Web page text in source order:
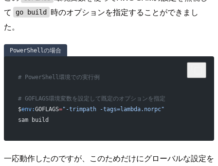
て
go build
時のオプションを指定することができまし
た。
PowerShellの場合
# PowerShell環境での実行例
# GOFLAGS環境変数を設定して既定のオプションを指定
$env:GOFLAGS="-trimpath -tags=lambda.norpc"
sam build
一応動作したのですが、このためだけにグローバルな設定を